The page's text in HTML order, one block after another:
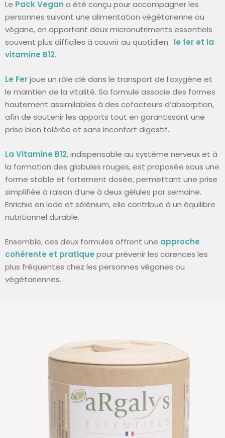
Le Pack Vegan a été conçu pour accompagner les
personnes suivant une alimentation végétarienne ou
végane, en apportant deux micronutriments essentiels
souvent plus difficiles à couvrir au quotidien : le fer et la
vitamine B12.
Le Ferjoue un rôle clé dans le transport de l’oxygène et
le maintien de la vitalité. Sa formule associe des formes
hautement assimilables à des cofacteurs d’absorption,
afin de soutenir les apports tout en garantissant une
prise bien tolérée et sans inconfort digestif.
La Vitamine B12, indispensable au système nerveux et à
la formation des globules rouges, est proposée sous une
forme stable et fortement dosée, permettant une prise
simplifiée à raison d’une à deux gélules par semaine.
Enrichie en iode et sélénium, elle contribue à un équilibre
nutritionnel durable.
Ensemble, ces deux formules offrent une approche
cohérente et pratique pour prévenir les carences les
plus fréquentes chez les personnes véganes ou
végétariennes.